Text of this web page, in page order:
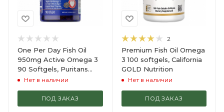
One Per Day Fish Oil
950mg Active Omega 3
90 Softgels, Puritans
Pride
Нет в наличии
ПОД ЗАКАЗ
2
Premium Fish Oil Omega
3 100 softgels, California
GOLD Nutrition
Нет в наличии
ПОД ЗАКАЗ